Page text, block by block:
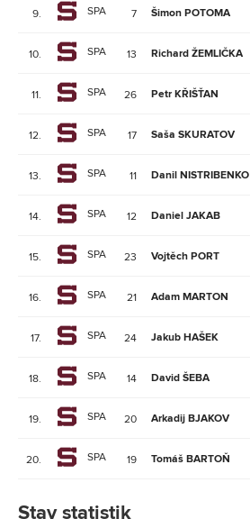
9. SPA 7 Šimon POTOMA
10. SPA 13 Richard ŽEMLIČKA
11. SPA 26 Petr KŘIŠŤAN
12. SPA 17 Saša SKURATOV
13. SPA 11 Danil NISTRIBENKO
14. SPA 12 Daniel JAKAB
15. SPA 23 Vojtěch PORT
16. SPA 21 Adam MARTON
17. SPA 24 Jakub HAŠEK
18. SPA 14 David ŠEBA
19. SPA 20 Arkadij BJAKOV
20. SPA 19 Tomáš BARTOŇ
Stav statistik